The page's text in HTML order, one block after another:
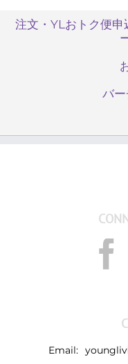
注文・YLおトク便
バ
Email: